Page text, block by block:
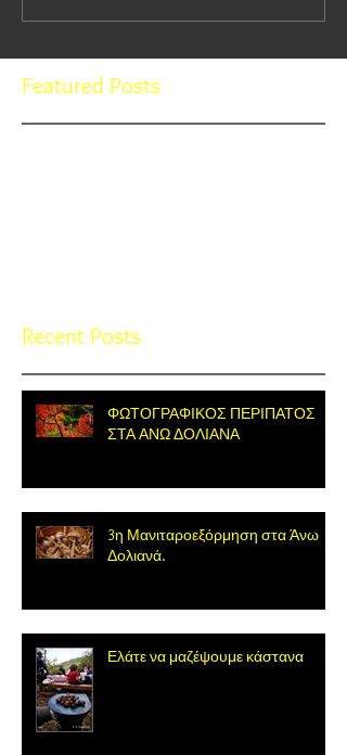
Featured Posts
Recent Posts
ΦΩΤΟΓΡΑΦΙΚΟΣ ΠΕΡΙΠΑΤΟΣ
ΣΤΑ ΑΝΩ ΔΟΛΙΑΝΑ
3η Μανιταροεξόρμηση στα Άνω
Δολιανά.
Ελάτε να μαζέψουμε κάστανα